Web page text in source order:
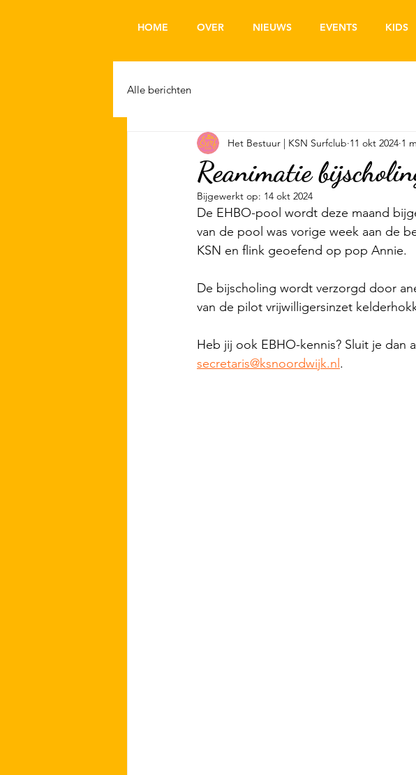
HOME OVER NIEUWS EVENTS KIDS
Alle berichten
Reanimatie
Het Bestuur | KSN Surfclub 11 okt 2024 1
Bijgewerkt op: 14 okt 2024
De EHBO-pool wordt deze maand
van de pool was vorige week aan de
KSN en flink geoefend op pop Annie.
De bijscholing wordt verzorgd door
van de pilot vrijwilligersinzet
Heb jij ook EBHO-kennis? Sluit je dan
secretaris@ksnoordwijk.nl.